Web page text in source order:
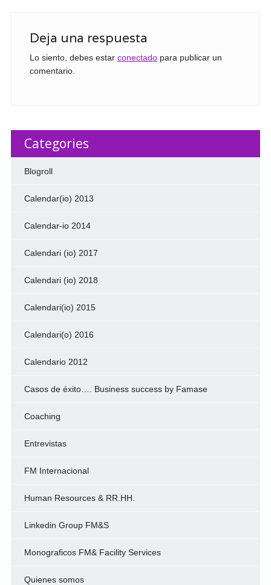
Deja una respuesta
Lo siento, debes estar conectadopara publicar un
comentario.
Categories
Blogroll
Calendar(io) 2013
Calendar-io 2014
Calendari (io) 2017
Calendari (io) 2018
Calendari(io) 2015
Calendari(o) 2016
Calendario 2012
Casos de éxito…. Business success by Famase
Coaching
Entrevistas
FM Internacional
Human Resources & RR.HH.
Linkedin Group FM&S
Monograficos FM& Facility Services
Quienes somos